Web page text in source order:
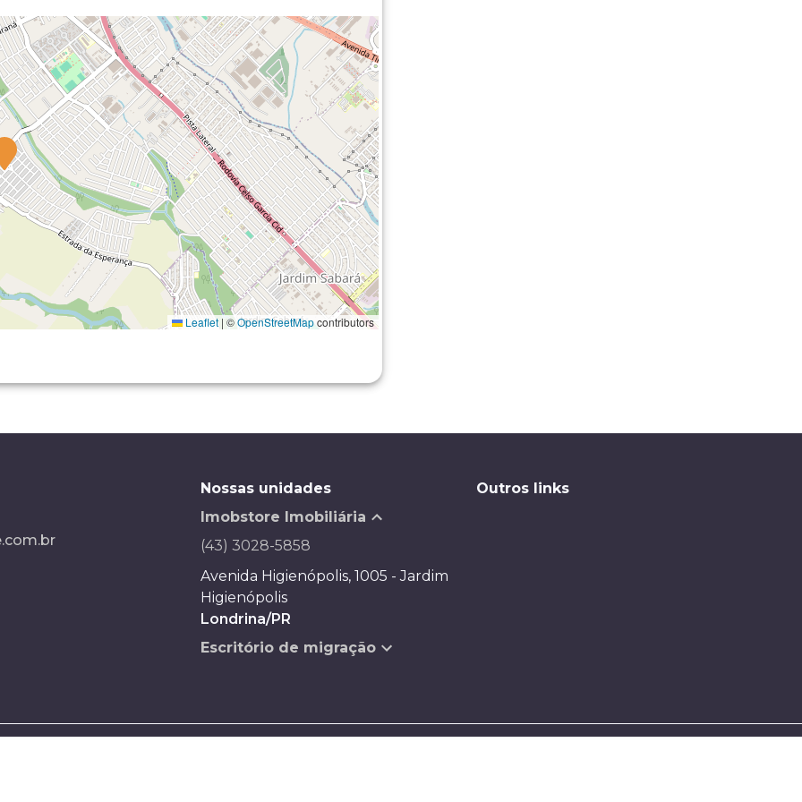
Leaflet | ©OpenStreetMapcontributors
Nossas unidades
Imobstore Imobiliária
(43) 3028-5858
Avenida Higienópolis, 1005 - Jardim
Higienópolis
Londrina/PR
Escritório de migração
Outros links